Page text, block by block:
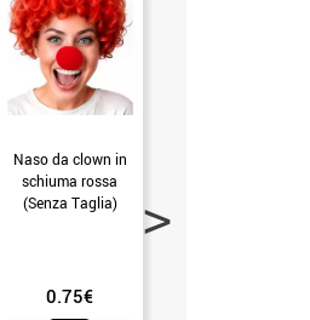
Naso da clown in
schiuma rossa
(Senza Taglia)
0.75€